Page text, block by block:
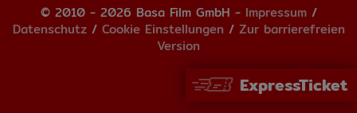
ExpressTicket
© 2010 - 2026 Basa Film GmbH - Impressum/
Datenschutz/ Cookie Einstellungen / Zur barrierefreien
Version